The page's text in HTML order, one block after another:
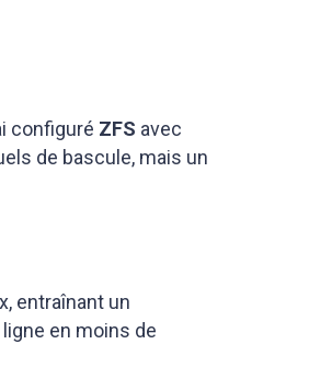
configuré ZFS avec
de bascule, mais un
entraînant un
en moins de